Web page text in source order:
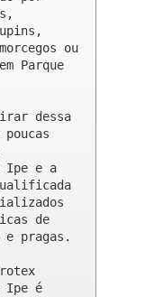
ou
Parque
dessa
Ipe e a
de
e pragas.
Ipe é